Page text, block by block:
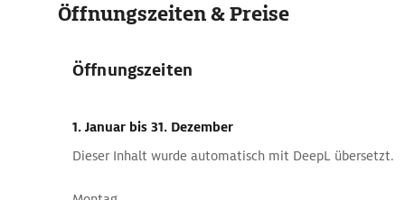
Öffnungszeiten & Preise
Öffnungszeiten
1. Januar bis 31. Dezember
Dieser Inhalt wurde automatisch mit DeepL übersetzt.